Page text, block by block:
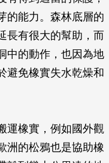
的能力。森林底層的
長有很大的幫助，而
中的動作，也因為地
避免橡實失水乾燥和
運橡實，例如國外觀
洲的松鴉也是協助橡